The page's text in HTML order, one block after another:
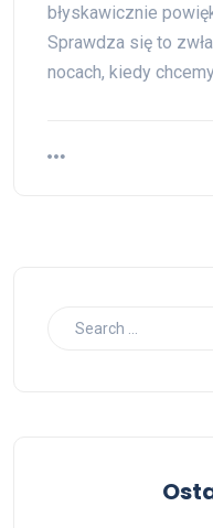
błyskawicznie
Sprawdza się to
nocach, kiedy